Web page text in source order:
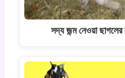
সদ্য জন্ম নেওয়া ছাগলের